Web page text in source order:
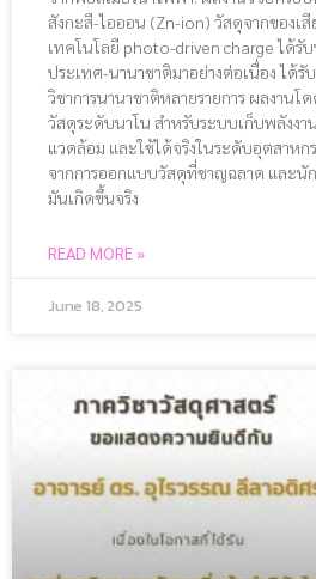
สังกะสี-ไอออน (Zn-ion) วัสดุจากของเ
เทคโนโลยี photo-driven charge ได้
ประเทศ-นานาชาติมาอย่างต่อเนื่อง ได้รั
วิชาการนานาชาติหลายรายการ ผลงาน
วัสดุระดับนาโน สำหรับระบบเก็บพลังง
แวดล้อม และใช้ได้จริงในระดับอุตสาหก
จากการออกแบบวัสดุที่ชาญฉลาด และนั
มันเกิดขึ้นจริง
READ MORE »
June 18, 2025